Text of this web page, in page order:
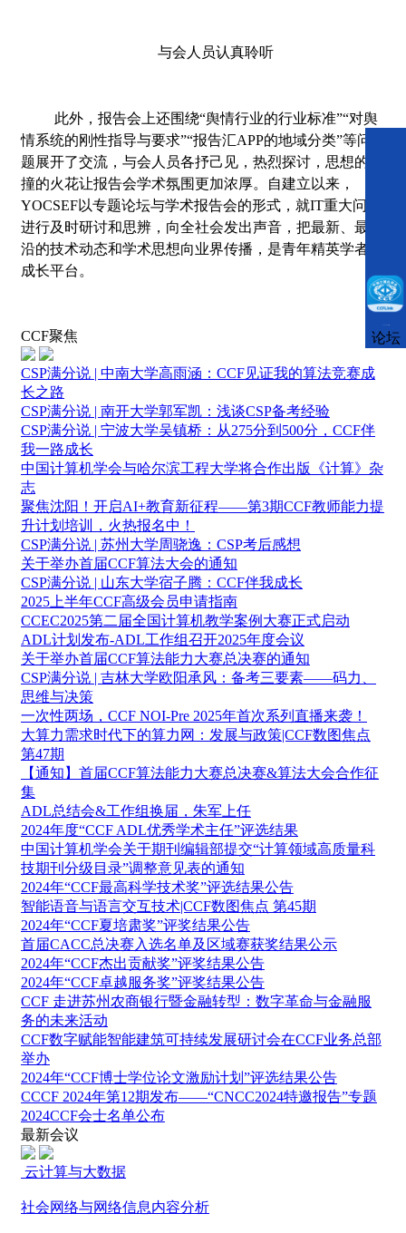
与会人员认真聆听
此外，报告会上还围绕“舆情行业的行业标准”“对舆
情系统的刚性指导与要求”“报告汇APP的地域分类”等问
题展开了交流，与会人员各抒己见，热烈探讨，思想的碰
撞的火花让报告会学术氛围更加浓厚。自建立以来，
YOCSEF以专题论坛与学术报告会的形式，就IT重大问题
进行及时研讨和思辨，向全社会发出声音，把最新、最前
沿的技术动态和学术思想向业界传播，是青年精英学者的
成长平台。
CCF聚焦
CSP满分说 | 中南大学高雨涵：CCF见证我的算法竞赛成
长之路
CSP满分说 | 南开大学郭军凯：浅谈CSP备考经验
CSP满分说 | 宁波大学吴镇桥：从275分到500分，CCF伴
我一路成长
中国计算机学会与哈尔滨工程大学将合作出版《计算》杂
志
聚焦沈阳！开启AI+教育新征程——第3期CCF教师能力提
升计划培训，火热报名中！
CSP满分说 | 苏州大学周骁逸：CSP考后感想
关于举办首届CCF算法大会的通知
CSP满分说 | 山东大学宿子腾：CCF伴我成长
2025上半年CCF高级会员申请指南
CCEC2025第二届全国计算机教学案例大赛正式启动
ADL计划发布-ADL工作组召开2025年度会议
关于举办首届CCF算法能力大赛总决赛的通知
CSP满分说 | 吉林大学欧阳承风：备考三要素——码力、
思维与决策
一次性两场，CCF NOI-Pre 2025年首次系列直播来袭！
大算力需求时代下的算力网：发展与政策|CCF数图焦点
第47期
【通知】首届CCF算法能力大赛总决赛&算法大会合作征
集
ADL总结会&工作组换届，朱军上任
2024年度“CCF ADL优秀学术主任”评选结果
中国计算机学会关于期刊编辑部提交“计算领域高质量科
技期刊分级目录”调整意见表的通知
2024年“CCF最高科学技术奖”评选结果公告
智能语音与语言交互技术|CCF数图焦点 第45期
2024年“CCF夏培肃奖”评奖结果公告
首届CACC总决赛入选名单及区域赛获奖结果公示
2024年“CCF杰出贡献奖”评奖结果公告
2024年“CCF卓越服务奖”评奖结果公告
CCF 走进苏州农商银行暨金融转型：数字革命与金融服
务的未来活动
CCF数字赋能智能建筑可持续发展研讨会在CCF业务总部
举办
2024年“CCF博士学位论文激励计划”评选结果公告
CCCF 2024年第12期发布——“CNCC2024特邀报告”专题
2024CCF会士名单公布
最新会议
云计算与大数据
社会网络与网络信息内容分析
论坛